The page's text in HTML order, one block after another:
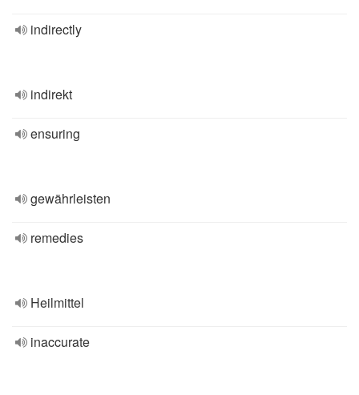
indirectly
indirekt
ensuring
gewährleisten
remedies
Heilmittel
inaccurate